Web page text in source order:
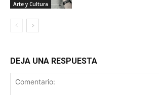
Arte y Cultura
DEJA UNA RESPUESTA